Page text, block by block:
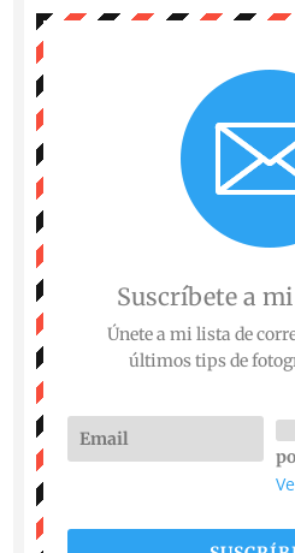
Suscríbete a mi
Únete a mi lista de
últimos tips de